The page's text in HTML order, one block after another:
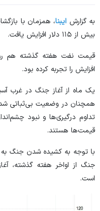
به گزارش ایبنا، همزمان با
بیش از ۱۱۵ دلار افزایش یافت.
قیمت نفت هفته گذشته هم
افزایش را تجربه کرده بود.
یک ماه از آغاز جنگ در غرب
همچنان در وضعیت بی‌ثباتی
تداوم درگیری‌ها و نبود
قیمت‌ها هستند.
با توجه به کشیده شدن جنگ
جنگ از اواخر هفته گذشته،
است.